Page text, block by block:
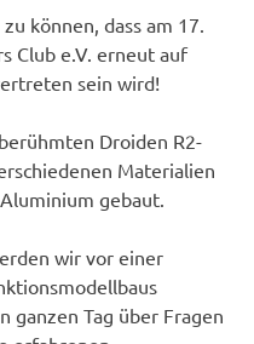
können, dass am 17.
Club e.V. erneut auf
sein wird!
Droiden R2-
Materialien
gebaut.
wir vor einer
ganzen Tag über Fragen